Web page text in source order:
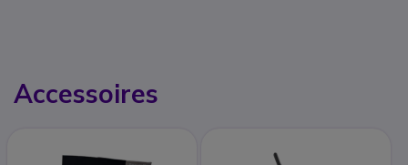
Accessoires